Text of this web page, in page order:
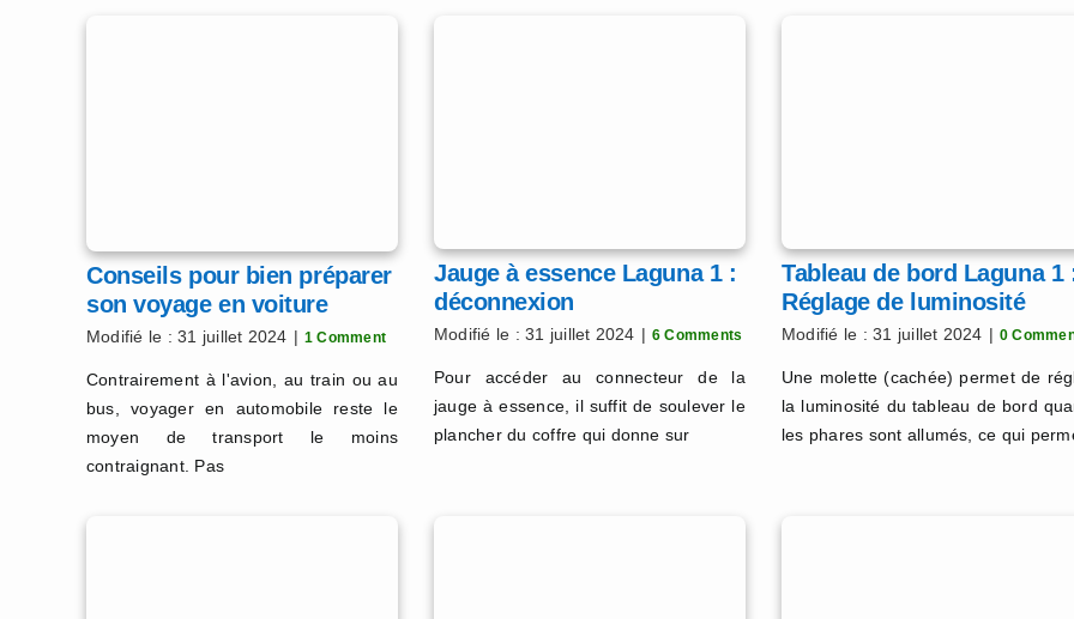
Conseils pour bien préparer
son voyage en voiture
Modifié le : 31 juillet 2024 | 1 Comment
Contrairement à l'avion, au train ou au
bus, voyager en automobile reste le
moyen de transport le moins
contraignant. Pas
Jauge à essence Laguna 1 :
déconnexion
Modifié le : 31 juillet 2024 | 6 Comments
Pour accéder au connecteur de la
jauge à essence, il suffit de soulever le
plancher du coffre qui donne sur
Tableau de bord Laguna 1
Réglage de luminosité
Modifié le : 31 juillet 2024 | 0
Une molette (cachée) permet de
la luminosité du tableau de bord
les phares sont allumés, ce qui